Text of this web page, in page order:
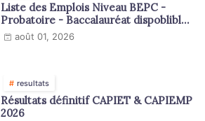
Liste des Emplois Niveau BEPC -
Probatoire - Baccalauréat dispoblible
en 2026
août 01, 2026
resultats
Résultats définitif CAPIET & CAPIEMP
2026